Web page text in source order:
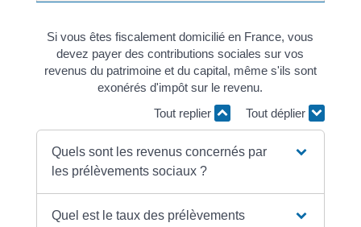
Si vous êtes fiscalement domicilié en France, vous
devez payer des contributions sociales sur vos
revenus du patrimoine et du capital, même s'ils sont
exonérés d'impôt sur le revenu.
Tout replier
Tout déplier
Quels sont les revenus concernés par
les prélèvements sociaux ?
Quel est le taux des prélèvements